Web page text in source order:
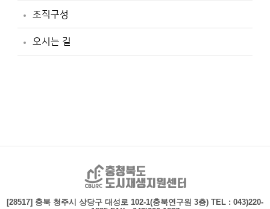
조직구성
오시는 길
[28517] 충북 청주시 상당구 대성로 102-1(충북연구원 3층) TEL : 043)220-